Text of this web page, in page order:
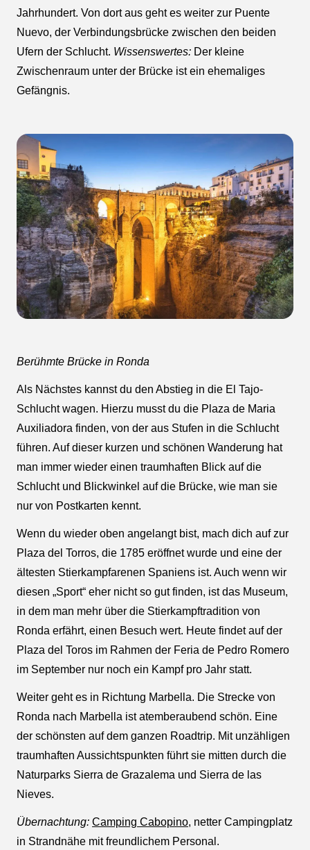
Jahrhundert. Von dort aus geht es weiter zur Puente
Nuevo, der Verbindungsbrücke zwischen den beiden
Ufern der Schlucht. Wissenswertes: Der kleine
Zwischenraum unter der Brücke ist ein ehemaliges
Gefängnis.
Berühmte Brücke in Ronda
Als Nächstes kannst du den Abstieg in die El Tajo-
Schlucht wagen. Hierzu musst du die Plaza de Maria
Auxiliadora finden, von der aus Stufen in die Schlucht
führen. Auf dieser kurzen und schönen Wanderung hat
man immer wieder einen traumhaften Blick auf die
Schlucht und Blickwinkel auf die Brücke, wie man sie
nur von Postkarten kennt.
Wenn du wieder oben angelangt bist, mach dich auf zur
Plaza del Torros, die 1785 eröffnet wurde und eine der
ältesten Stierkampfarenen Spaniens ist. Auch wenn wir
diesen „Sport“ eher nicht so gut finden, ist das Museum,
in dem man mehr über die Stierkampftradition von
Ronda erfährt, einen Besuch wert. Heute findet auf der
Plaza del Toros im Rahmen der Feria de Pedro Romero
im September nur noch ein Kampf pro Jahr statt.
Weiter geht es in Richtung Marbella. Die Strecke von
Ronda nach Marbella ist atemberaubend schön. Eine
der schönsten auf dem ganzen Roadtrip. Mit unzähligen
traumhaften Aussichtspunkten führt sie mitten durch die
Naturparks Sierra de Grazalema und Sierra de las
Nieves.
Übernachtung: Camping Cabopino, netter Campingplatz
in Strandnähe mit freundlichem Personal.